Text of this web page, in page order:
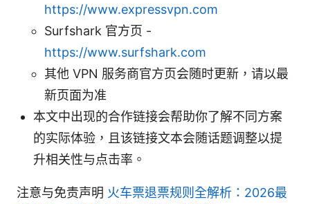
https://www.expressvpn.com
Surfshark 官方页 -
https://www.surfshark.com
其他 VPN 服务商官方页会随时更新，请以最
新页面为准
本文中出现的合作链接会帮助你了解不同方案
的实际体验，且该链接文本会随话题调整以提
升相关性与点击率。
注意与免责声明 火车票退票规则全解析：2026最